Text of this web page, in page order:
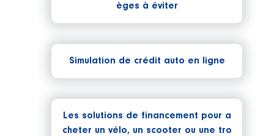
èges à éviter
Simulation de crédit auto en ligne
Les solutions de financement pour a
cheter un vélo, un scooter ou une tro